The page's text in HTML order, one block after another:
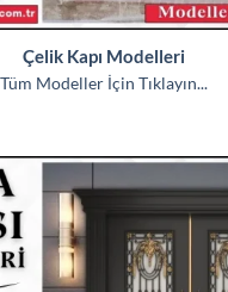
Çelik Kapı Modelleri
Tüm Modeller İçin Tıklayın...